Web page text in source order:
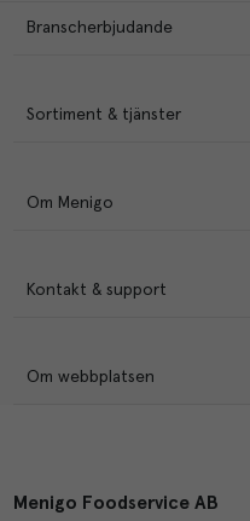
Branscherbjudande
Sortiment & tjänster
Om Menigo
Kontakt & support
Om webbplatsen
Menigo Foodservice AB